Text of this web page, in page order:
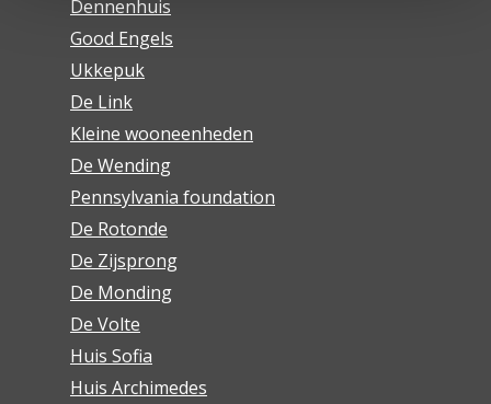
Dennenhuis
Good Engels
Ukkepuk
De Link
Kleine wooneenheden
De Wending
Pennsylvania foundation
De Rotonde
De Zijsprong
De Monding
De Volte
Huis Sofia
Huis Archimedes